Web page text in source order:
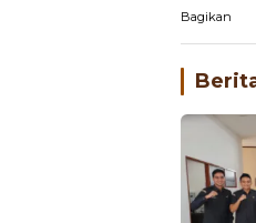
Tag:
Bagikan